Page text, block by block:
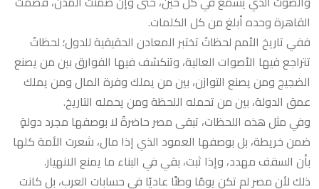
القاهرة وحده أبلغ من كل الكلمات.
ففي تاريخ الأمم لحظاتٌ تختبر المعادن الحقيقية للدول؛ لحظاتٌ
تتراجع فيها الأصوات العالية، وتنكشف فيها الفوارق بين من يصنع
الضجيج ومن يصنع التوازن، بين من يملك وفرة المال ومن يملك
عمق الدولة، بين من تحمله اللحظة ومن يحمله التاريخ.
وفي مثل هذه اللحظات، تبقى مصر حاضرةً لا بوصفها مجرد دولةٍ
ضمن خريطة، بل بوصفها العمود الذي إذا مال، شعرت الأمة كلها
بأن السقف مهدد، وإذا ثبت، بقي في البناء ما يمنع الانهيار.
ذلك لأن مصر لم تكن يومًا وطنًا عاديًا في حسابات العرب، بل كانت